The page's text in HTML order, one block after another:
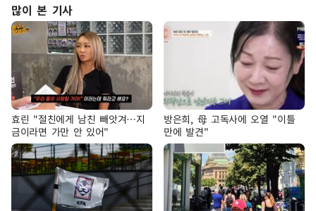
많이 본 기사
효린 "절친에게 남친 빼앗겨…지
금이라면 가만 안 있어"
방은희, 母 고독사에 오열 "이틀
만에 발견"